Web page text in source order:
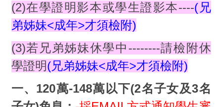
(2)在學證明影本或學生證影本----(兄
弟姊妹<成年>才須檢附)
(3)若兄弟姊妹休學中--------請檢附休
學證明(兄弟姊妹<成年>才須檢附)
一、120萬-148萬以下(2名子女及3名